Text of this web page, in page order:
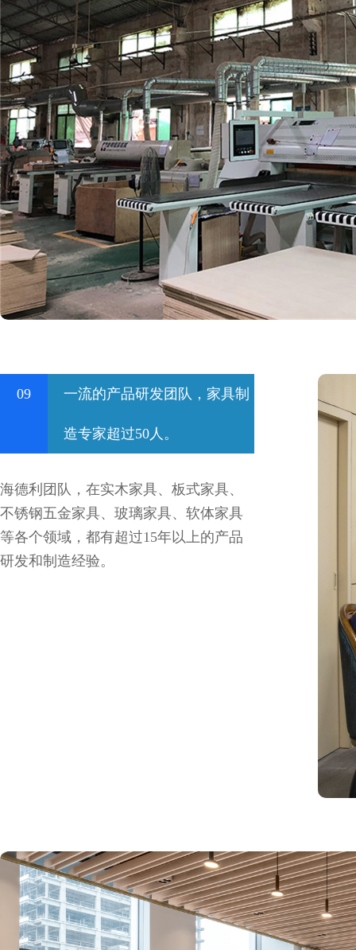
09 一流的产品研发团队，家具制
造专家超过50人。
海德利团队，在实木家具、板式家具、
不锈钢五金家具、玻璃家具、软体家具
等各个领域，都有超过15年以上的产品
研发和制造经验。